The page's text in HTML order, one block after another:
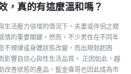
，真的有這麼溫和嗎？
生活壓力倍增的情況下，夫妻或伴侶之間
情的重要關鍵。然而，不少男性在不同年
不規律或身體狀態改變，而出現勃起困
影響自信心與性生活品質。 正因如此，越
改善狀態的產品，藍金偉哥也因此成為市